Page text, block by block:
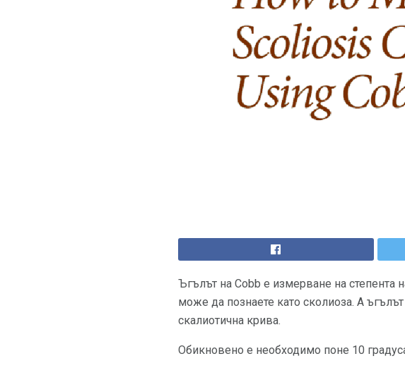
Ъгълът на Cobb е измерване на степента
може да познаете като сколиоза. А
скалиотична крива.
Обикновено е необходимо поне 10